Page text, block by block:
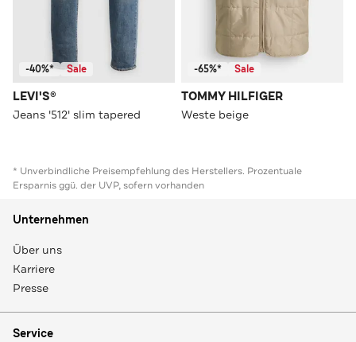
-40%* Sale
LEVI'S®
Jeans '512' slim tapered
-65%* Sale
TOMMY HILFIGER
Weste beige
* Unverbindliche Preisempfehlung des Herstellers. Prozentuale
Ersparnis ggü. der UVP, sofern vorhanden
Unternehmen
Über uns
Karriere
Presse
Service